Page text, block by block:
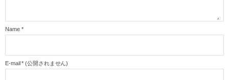
Name *
E-mail * (公開されません)